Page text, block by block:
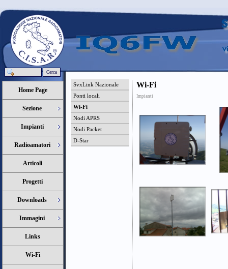
Cerca
Home Page
Sezione
Impianti
Radioamatori
Articoli
Progetti
Downloads
Immagini
Links
Wi-Fi
Wi-Fi
Impianti
SvxLink Nazionale
Ponti locali
Wi-Fi
Nodi APRS
Nodi Packet
D-Star